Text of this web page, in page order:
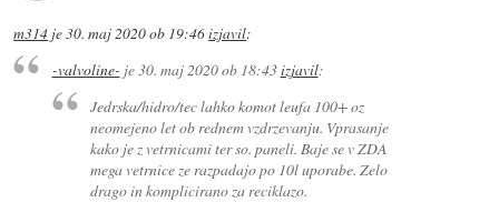
m314 je30. maj 2020 ob 19:46izjavil:
-valvoline- je30. maj 2020 ob 18:43izjavil:
Jedrska/hidro/tec lahko komot leufa 100+ oz
neomejeno let ob rednem vzdrzevanju. Vprasanje
kako je z vetrnicami ter so. paneli. Baje se v ZDA
mega vetrnice ze razpadajo po 10l uporabe. Zelo
drago in komplicirano za reciklazo.